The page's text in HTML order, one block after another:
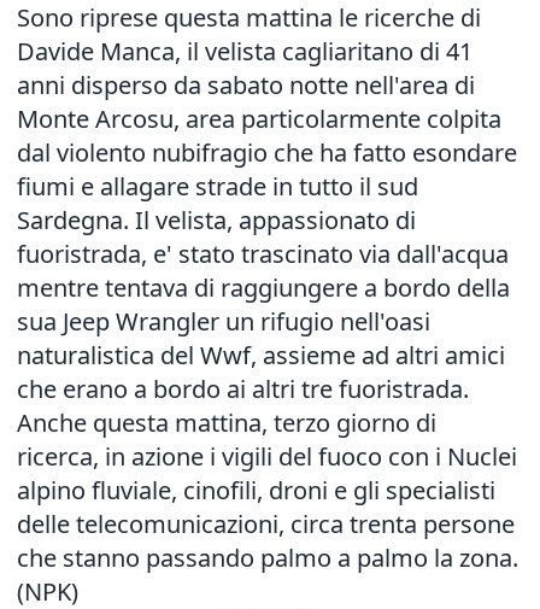
Sono riprese questa mattina le ricerche di
Davide Manca, il velista cagliaritano di 41
anni disperso da sabato notte nell'area di
Monte Arcosu, area particolarmente colpita
dal violento nubifragio che ha fatto esondare
fiumi e allagare strade in tutto il sud
Sardegna. Il velista, appassionato di
fuoristrada, e' stato trascinato via dall'acqua
mentre tentava di raggiungere a bordo della
sua Jeep Wrangler un rifugio nell'oasi
naturalistica del Wwf, assieme ad altri amici
che erano a bordo ai altri tre fuoristrada.
Anche questa mattina, terzo giorno di
ricerca, in azione i vigili del fuoco con i Nuclei
alpino fluviale, cinofili, droni e gli specialisti
delle telecomunicazioni, circa trenta persone
che stanno passando palmo a palmo la zona.
(NPK)